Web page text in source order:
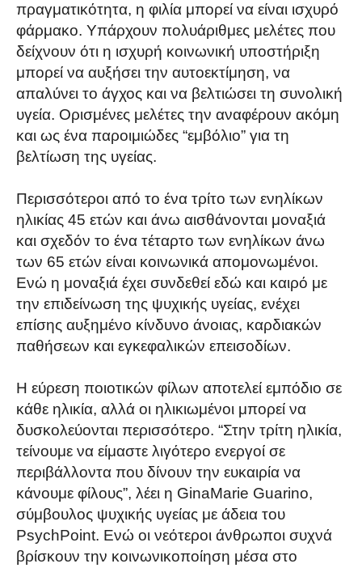
πραγματικότητα, η φιλία μπορεί να είναι ισχυρό
φάρμακο. Υπάρχουν πολυάριθμες μελέτες που
δείχνουν ότι η ισχυρή κοινωνική υποστήριξη
μπορεί να αυξήσει την αυτοεκτίμηση, να
απαλύνει το άγχος και να βελτιώσει τη συνολική
υγεία. Ορισμένες μελέτες την αναφέρουν ακόμη
και ως ένα παροιμιώδες “εμβόλιο” για τη
βελτίωση της υγείας.
Περισσότεροι από το ένα τρίτο των ενηλίκων
ηλικίας 45 ετών και άνω αισθάνονται μοναξιά
και σχεδόν το ένα τέταρτο των ενηλίκων άνω
των 65 ετών είναι κοινωνικά απομονωμένοι.
Ενώ η μοναξιά έχει συνδεθεί εδώ και καιρό με
την επιδείνωση της ψυχικής υγείας, ενέχει
επίσης αυξημένο κίνδυνο άνοιας, καρδιακών
παθήσεων και εγκεφαλικών επεισοδίων.
Η εύρεση ποιοτικών φίλων αποτελεί εμπόδιο σε
κάθε ηλικία, αλλά οι ηλικιωμένοι μπορεί να
δυσκολεύονται περισσότερο. “Στην τρίτη ηλικία,
τείνουμε να είμαστε λιγότερο ενεργοί σε
περιβάλλοντα που δίνουν την ευκαιρία να
κάνουμε φίλους”, λέει η GinaMarie Guarino,
σύμβουλος ψυχικής υγείας με άδεια του
PsychPoint. Ενώ οι νεότεροι άνθρωποι συχνά
βρίσκουν την κοινωνικοποίηση μέσα στο